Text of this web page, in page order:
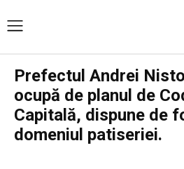
Prefectul Andrei
ocupă de planul de
Capitală, dispune de
domeniul patiseriei.